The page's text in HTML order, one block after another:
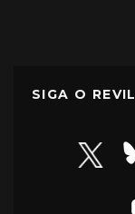
SIGA O REVIL